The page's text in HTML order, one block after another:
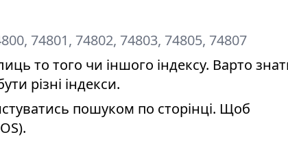
74801, 74802, 74803, 74805, 74807
то того чи іншого індексу. Варто
різні індекси.
пошуком по сторінці. Щоб